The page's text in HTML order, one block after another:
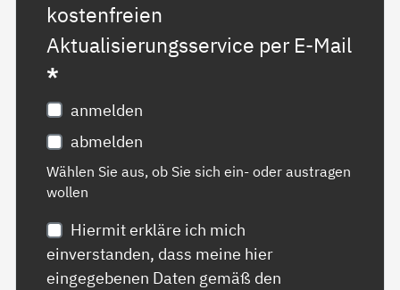
kostenfreien
Aktualisierungsservice per E-Mail
*
anmelden
abmelden
Wählen Sie aus, ob Sie sich ein- oder austragen
wollen
Hiermit erkläre ich mich
einverstanden, dass meine hier
eingegebenen Daten gemäß den